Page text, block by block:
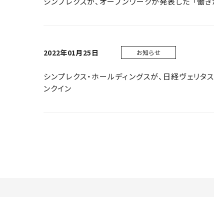
2022年01月25日 お知らせ
シンプレクス・ホールディングスが、日経ヴェリタ
ンクイン